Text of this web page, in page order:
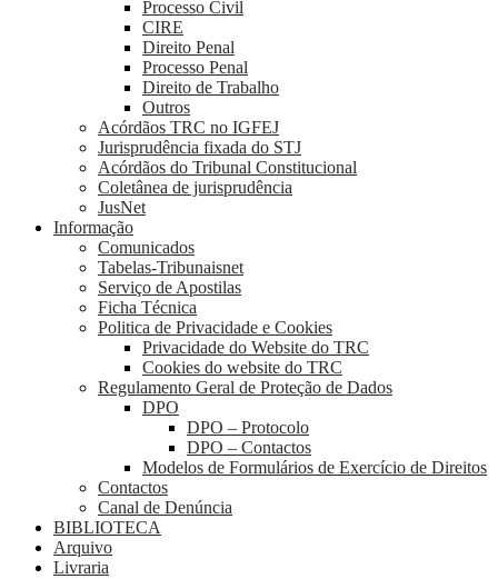
Processo Civil
CIRE
Direito Penal
Processo Penal
Direito de Trabalho
Outros
Acórdãos TRC no IGFEJ
Jurisprudência fixada do STJ
Acórdãos do Tribunal Constitucional
Coletânea de jurisprudência
JusNet
Informação
Comunicados
Tabelas-Tribunaisnet
Serviço de Apostilas
Ficha Técnica
Politica de Privacidade e Cookies
Privacidade do Website do TRC
Cookies do website do TRC
Regulamento Geral de Proteção de Dados
DPO
DPO – Protocolo
DPO – Contactos
Modelos de Formulários de Exercício de Direitos
Contactos
Canal de Denúncia
BIBLIOTECA
Arquivo
Livraria